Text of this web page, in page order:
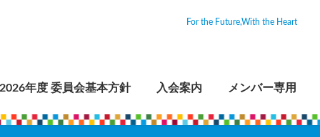
For the Future,With the Heart
2026年度 委員会基本方針 入会案内 メンバー専用